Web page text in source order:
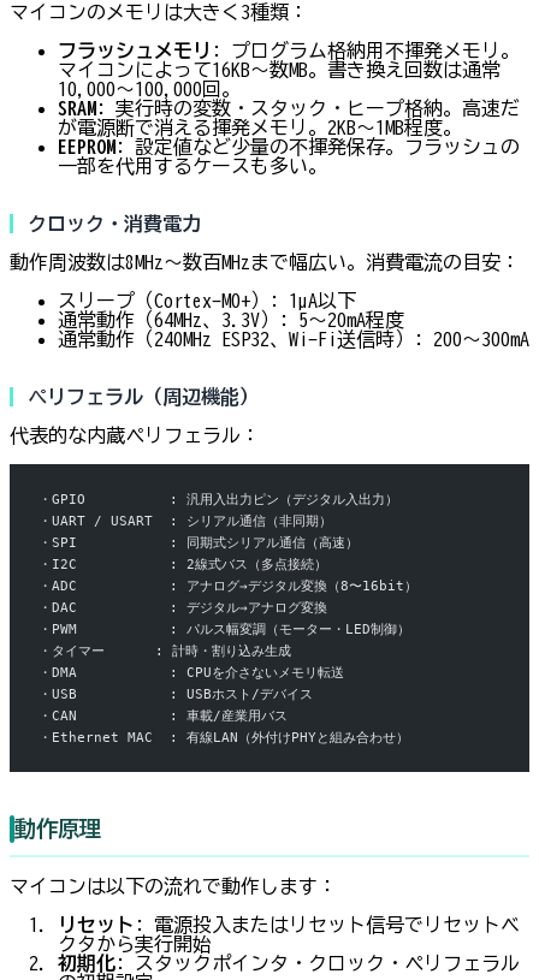
マイコンのメモリは大きく3種類：
フラッシュメモリ : プログラム格納用不揮発メモリ。
マイコンによって16KB〜数MB。書き換え回数は通常
10,000〜100,000回。
SRAM: 実行時の変数・スタック・ヒープ格納。高速だ
が電源断で消える揮発メモリ。2KB〜1MB程度。
EEPROM: 設定値など少量の不揮発保存。フラッシュの
一部を代用するケースも多い。
クロック・消費電力
動作周波数は8MHz〜数百MHzまで幅広い。消費電流の目安：
スリープ（Cortex-M0+）: 1µA以下
通常動作（64MHz、3.3V）: 5〜20mA程度
通常動作（240MHz ESP32、Wi-Fi送信時）: 200〜300mA
ペリフェラル（周辺機能）
代表的な内蔵ペリフェラル：
・GPIO          : 汎用入出力ピン（デジタル入出力）
・UART / USART  : シリアル通信（非同期）
・SPI           : 同期式シリアル通信（高速）
・I2C           : 2線式バス（多点接続）
・ADC           : アナログ→デジタル変換（8〜16bit）
・DAC           : デジタル→アナログ変換
・PWM           : パルス幅変調（モーター・LED制御）
・タイマー      : 計時・割り込み生成
・DMA           : CPUを介さないメモリ転送
・USB           : USBホスト/デバイス
・CAN           : 車載/産業用バス
・Ethernet MAC  : 有線LAN（外付けPHYと組み合わせ）
動作原理
マイコンは以下の流れで動作します：
リセット : 電源投入またはリセット信号でリセットベ
クタから実行開始
初期化: スタックポインタ・クロック・ペリフェラル